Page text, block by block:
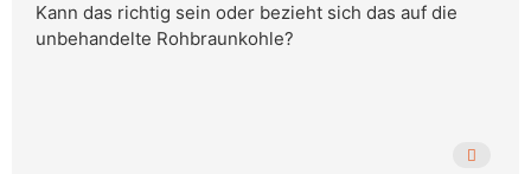
Kann das richtig sein oder bezieht sich das auf die
unbehandelte Rohbraunkohle?